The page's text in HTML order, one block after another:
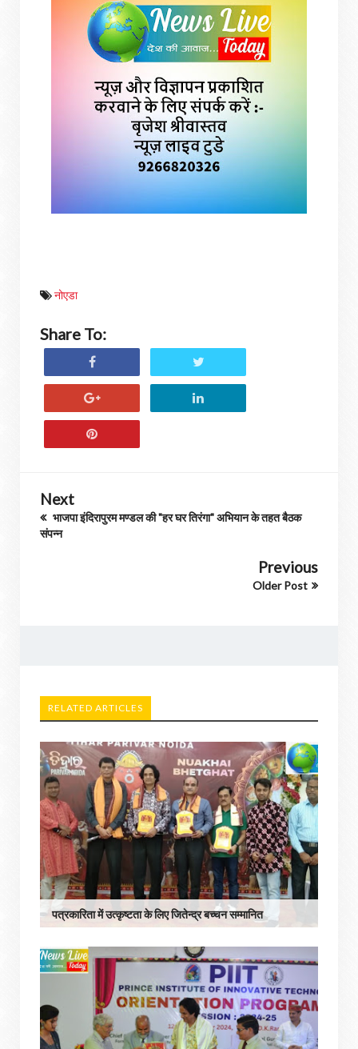
नोएडा
Share To:
Next
भाजपा इंदिरापुरम मण्डल की "हर घर तिरंगा" अभियान के तहत बैठक
संपन्न
Previous
Older Post
RELATED ARTICLES
पत्रकारिता में उत्कृष्टता के लिए जितेन्द्र बच्चन सम्मानित